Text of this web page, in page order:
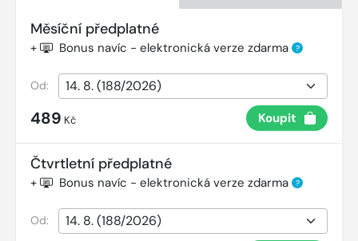
Měsíční předplatné
+ Bonus navíc - elektronická verze zdarma ?
Od:
489 Kč Koupit
Čtvrtletní předplatné
+ Bonus navíc - elektronická verze zdarma ?
Od: